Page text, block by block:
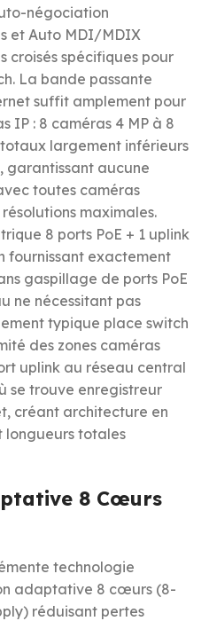
négociation
et Auto MDI/MDIX
croisés spécifiques pour
La bande passante
suffit amplement pour
IP : 8 caméras 4 MP à 8
totaux largement inférieurs
garantissant aucune
toutes caméras
maximales.
8 ports PoE + 1 uplink
fournissant exactement
gaspillage de ports PoE
ne nécessitant pas
typique place switch
des zones caméras
uplink au réseau central
se trouve enregistreur
créant architecture en
longueurs totales
8 Cœurs
technologie
adaptative 8 cœurs (8-
réduisant pertes